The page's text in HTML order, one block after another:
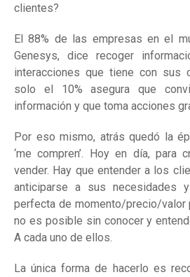
clientes?
El 88% de las empresas en el
Genesys, dice recoger
interacciones que tiene con sus
solo el 10% asegura que
información y que toma acciones
Por eso mismo, atrás quedó la
‘me compren’. Hoy en día, para
vender. Hay que entender a los
anticiparse a sus necesidades
perfecta de momento/precio/valor
no es posible sin conocer y
A cada uno de ellos.
La única forma de hacerlo es